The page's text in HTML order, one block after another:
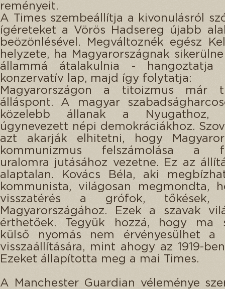
reményeit.
A Times szembeállítja a kivonulásról
ígéreteket a Vörös Hadsereg újabb
beözönlésével. Megváltoznék egész
helyzete, ha Magyarországnak
állammá átalakulnia - hangoztatja
konzervatív lap, majd így folytatja:
Magyarországon a titoizmus már
álláspont. A magyar
közelebb állanak a
úgynevezett népi demokráciákhoz.
azt akarják elhitetni, hogy
kommunizmus felszámolása a
uralomra jutásához vezetne. Ez az
alaptalan. Kovács Béla, aki
kommunista, világosan megmondta,
visszatérés a grófok, tőkések,
Magyarországához. Ezek a szavak
érthetőek. Tegyük hozzá, hogy ma
külső nyomás nem érvényesülhet a
visszaállítására, mint ahogy az 1919-
Ezeket állapította meg a mai Times.
A Manchester Guardian véleménye